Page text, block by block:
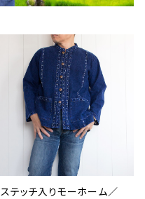
ステッチ入りモーホーム／